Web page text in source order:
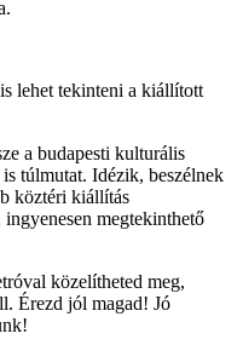
lehet tekinteni a kiállított
a budapesti kulturális
túlmutat. Idézik, beszélnek
köztéri kiállítás
megtekinthető
közelítheted meg,
Érezd jól magad! Jó